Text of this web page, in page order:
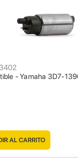
- Yamaha 3D7-
AL CARRITO